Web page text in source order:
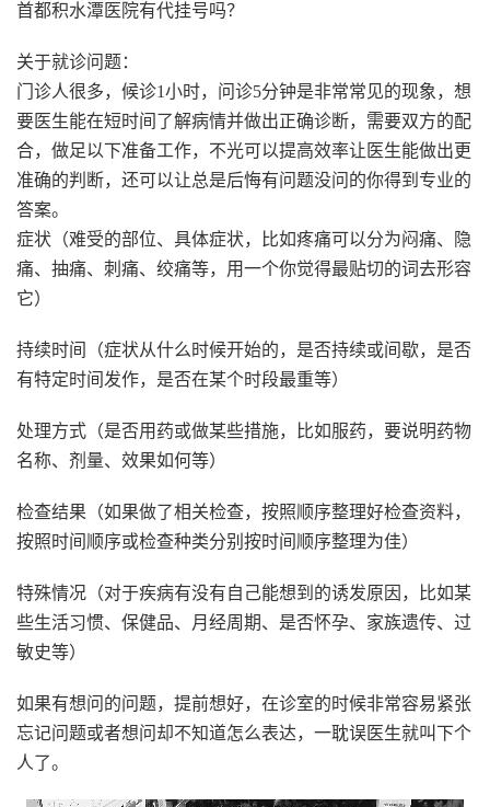
首都积水潭医院有代挂号吗？
关于就诊问题：
门诊人很多，候诊1小时，问诊5分钟是非常常见的现象，想
要医生能在短时间了解病情并做出正确诊断，需要双方的配
合，做足以下准备工作，不光可以提高效率让医生能做出更
准确的判断，还可以让总是后悔有问题没问的你得到专业的
答案。
症状（难受的部位、具体症状，比如疼痛可以分为闷痛、隐
痛、抽痛、刺痛、绞痛等，用一个你觉得最贴切的词去形容
它）
持续时间（症状从什么时候开始的，是否持续或间歇，是否
有特定时间发作，是否在某个时段最重等）
处理方式（是否用药或做某些措施，比如服药，要说明药物
名称、剂量、效果如何等）
检查结果（如果做了相关检查，按照顺序整理好检查资料，
按照时间顺序或检查种类分别按时间顺序整理为佳）
特殊情况（对于疾病有没有自己能想到的诱发原因，比如某
些生活习惯、保健品、月经周期、是否怀孕、家族遗传、过
敏史等）
如果有想问的问题，提前想好，在诊室的时候非常容易紧张
忘记问题或者想问却不知道怎么表达，一耽误医生就叫下个
人了。